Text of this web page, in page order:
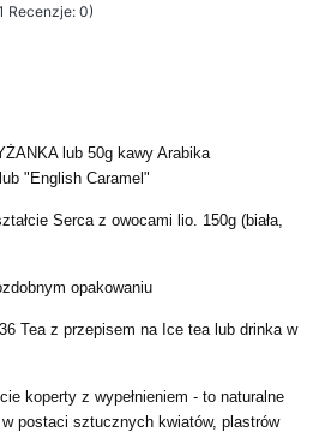
Recenzje: 0)
lub 50g kawy Arabika
"English Caramel"
Serca z owocami lio. 150g (biała,
opakowaniu
Tea z przepisem na Ice tea lub drinka w
koperty z wypełnieniem - to naturalne
postaci sztucznych kwiatów, plastrów